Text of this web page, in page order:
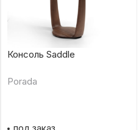
Консоль Saddle
Porada